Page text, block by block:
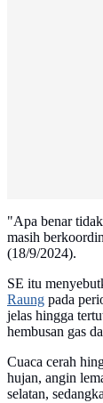
"Apa benar
masih
(18/9/2024).
SE itu
Raung pada
jelas hingga
hembusan gas
Cuaca cerah
hujan, angin
selatan,